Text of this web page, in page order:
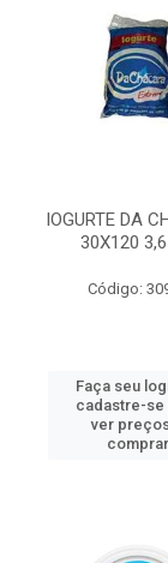
IOGURTE DA
30X120
Código:
Faça seu
cadastre-se
ver
comprar